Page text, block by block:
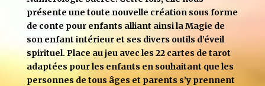
présente une toute nouvelle création sous forme
de conte pour enfants alliant ainsi la Magie de
son enfant intérieur et ses divers outils d’éveil
spirituel. Place au jeu avec les 22 cartes de tarot
adaptées pour les enfants en souhaitant que les
personnes de tous âges et parents s’y prennent